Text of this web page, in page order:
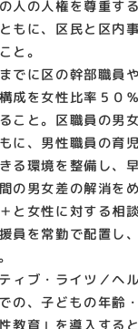
人の人権を尊重す
もに、区民と区内
と。
でに区の幹部職員
成を女性比率５０
こと。区職員の男
に、男性職員の育
る環境を整備し、
の男女差の解消を
と女性に対する相
員を常勤で配置し
ィブ・ライツ／ヘ
の、子どもの年齢
教育」を導入する